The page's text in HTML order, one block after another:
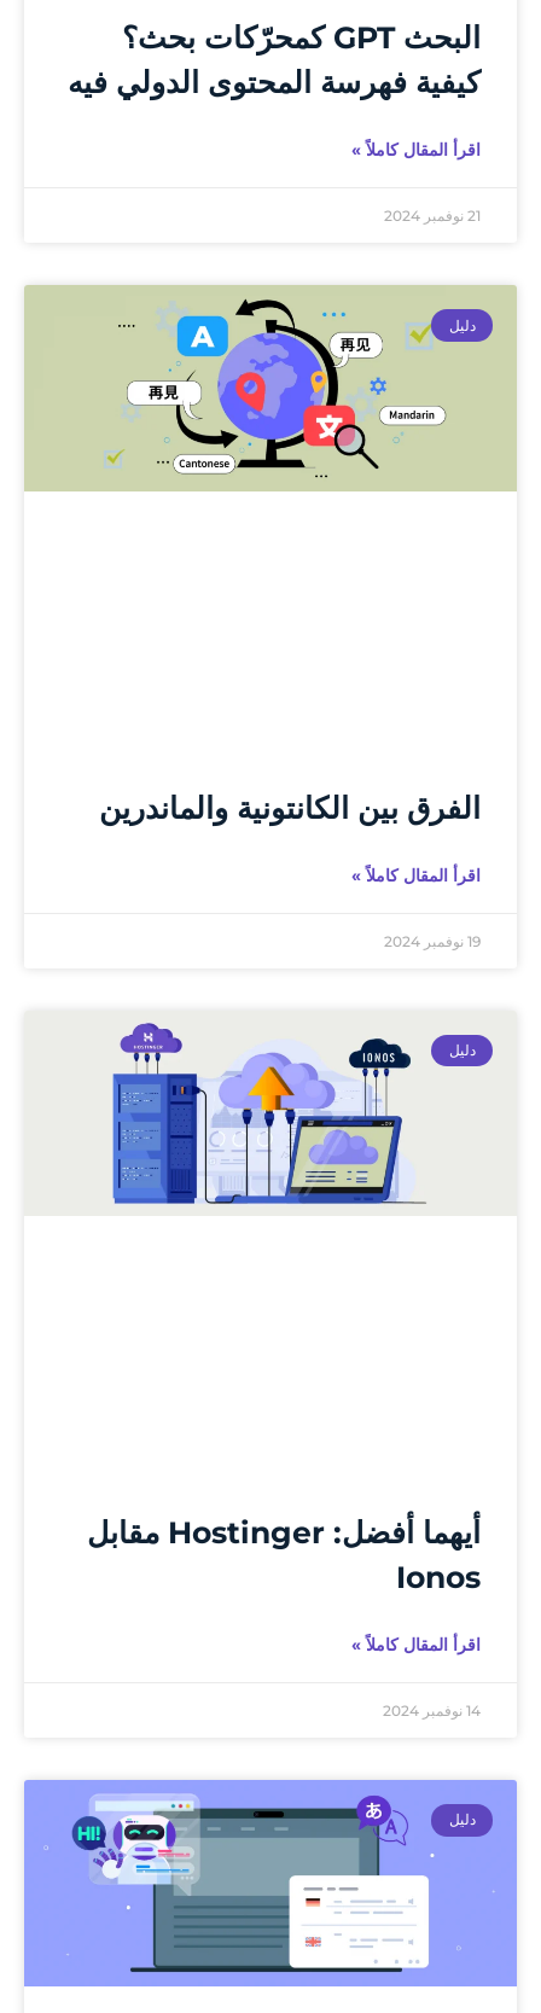
البحث GPT كمحرّكات بحث؟
كيفية فهرسة المحتوى الدولي فيه
اقرأ المقال كاملاً »
21 نوفمبر 2024
دليل
الفرق بين الكانتونية والماندرين
اقرأ المقال كاملاً »
19 نوفمبر 2024
دليل
أيهما أفضل: Hostinger مقابل
Ionos
اقرأ المقال كاملاً »
14 نوفمبر 2024
دليل